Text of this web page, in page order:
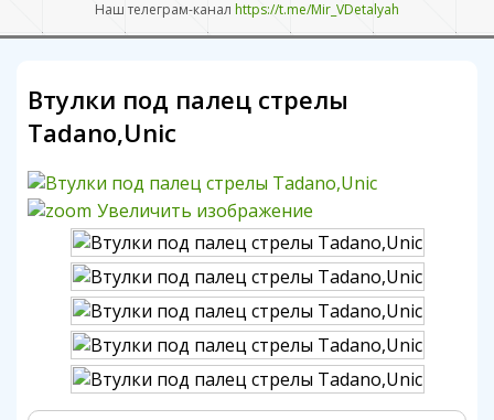
Наш телеграм-канал https://t.me/Mir_VDetalyah
Втулки под палец стрелы
Tadano,Unic
Увеличить изображение